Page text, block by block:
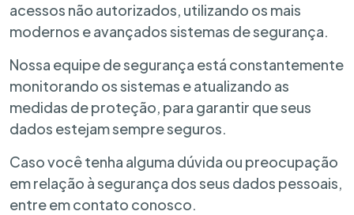
acessos não autorizados, utilizando os mais
modernos e avançados sistemas de segurança.
Nossa equipe de segurança está constantemente
monitorando os sistemas e atualizando as
medidas de proteção, para garantir que seus
dados estejam sempre seguros.
Caso você tenha alguma dúvida ou preocupação
em relação à segurança dos seus dados pessoais,
entre em contato conosco.